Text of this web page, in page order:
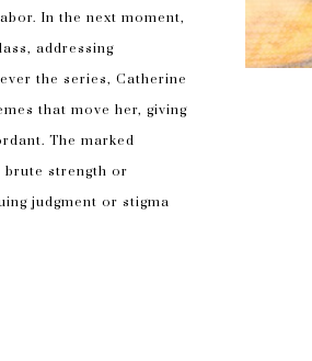
In the next moment,
addressing
the series, Catherine
that move her, giving
The marked
strength or
judgment or stigma
and at its most